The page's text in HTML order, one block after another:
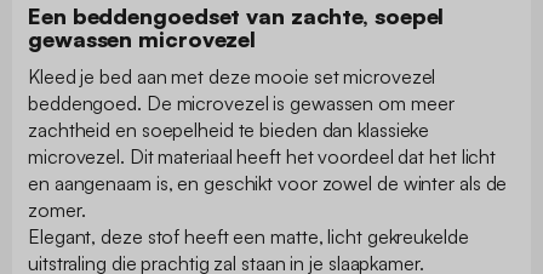
Een beddengoedset van zachte, soepel
gewassen microvezel
Kleed je bed aan met deze mooie set microvezel
beddengoed. De microvezel is gewassen om meer
zachtheid en soepelheid te bieden dan klassieke
microvezel. Dit materiaal heeft het voordeel dat het licht
en aangenaam is, en geschikt voor zowel de winter als de
zomer.
Elegant, deze stof heeft een matte, licht gekreukelde
uitstraling die prachtig zal staan in je slaapkamer.